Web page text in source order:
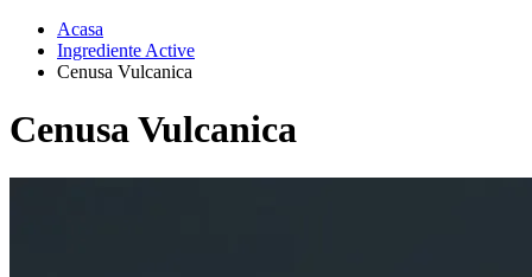
Acasa
Ingrediente Active
Cenusa Vulcanica
Cenusa Vulcanica